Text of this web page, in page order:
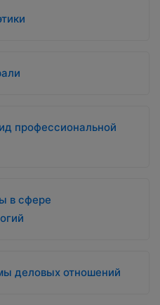
профессиональной
в сфере
деловых отношений